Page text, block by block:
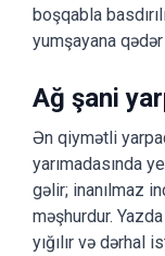
boşqabla
yumşayana
Ağ şani
Ən qiymətli
yarımadasında
gəlir; inanılmaz
məşhurdur.
yığılır və dərhal